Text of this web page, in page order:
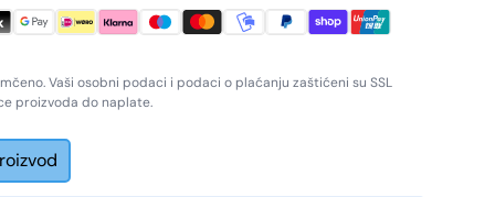
Vaši osobni podaci i podaci o plaćanju zaštićeni su SSL
proizvoda do naplate.